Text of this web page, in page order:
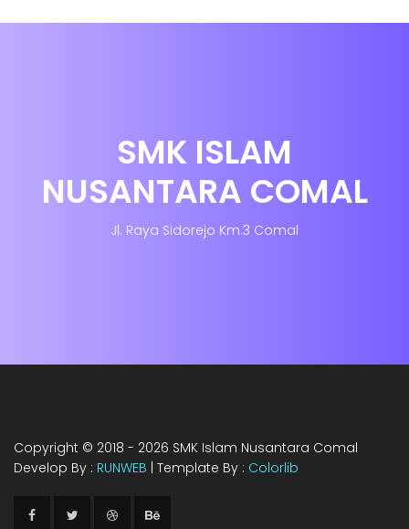
SMK ISLAM
NUSANTARA COMAL
Jl. Raya Sidorejo Km.3 Comal
Copyright © 2018 - 2026 SMK Islam Nusantara Comal
Develop By : RUNWEB | Template By : Colorlib